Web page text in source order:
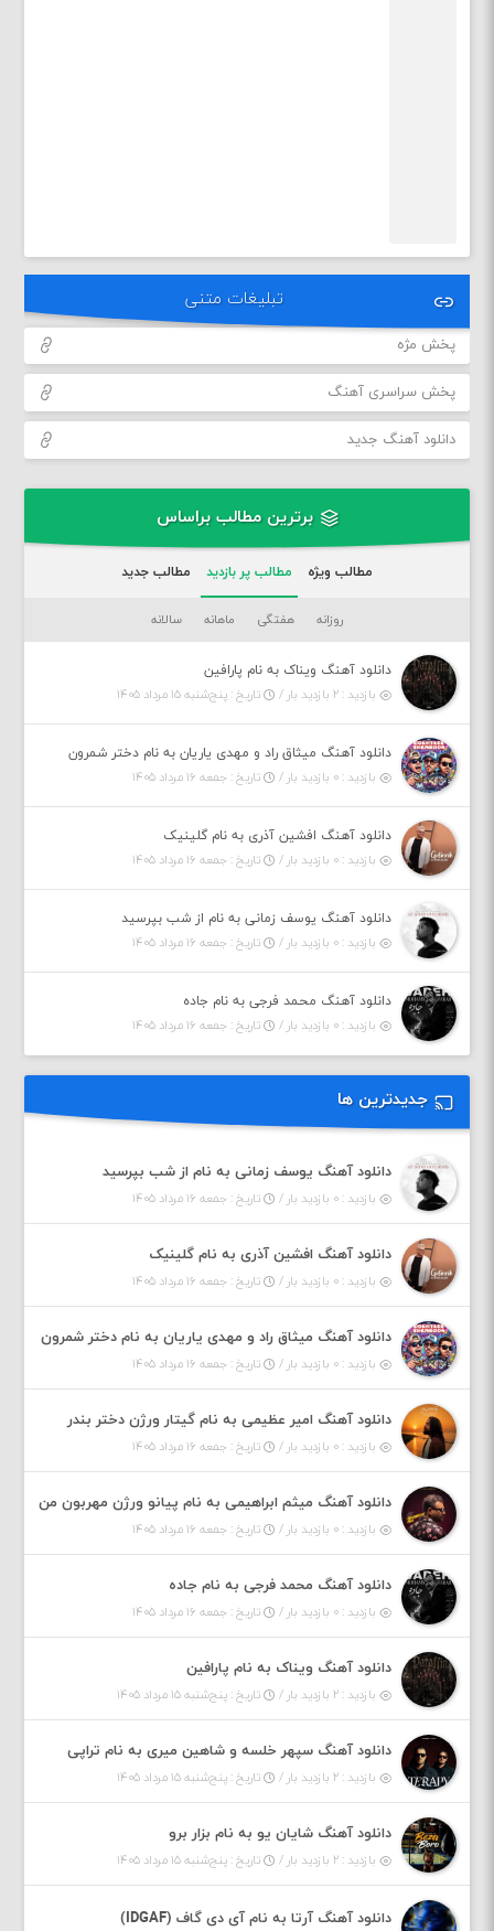
تبلیغات متنی
پخش مژه
پخش سراسری آهنگ
دانلود آهنگ جدید
برترین مطالب براساس
مطالب ویژه مطالب پر بازدید مطالب جدید
روزانه هفتگی ماهانه سالانه
دانلود آهنگ ویناک به نام پارافین
بازدید : ۲ بازدید بار /
تاریخ : پنج‌شنبه ۱۵ مرداد ۱۴۰۵
دانلود آهنگ میثاق راد و مهدی یاریان به نام دختر شمرون
بازدید : ۰ بازدید بار /
تاریخ : جمعه ۱۶ مرداد ۱۴۰۵
دانلود آهنگ افشین آذری به نام گلینیک
بازدید : ۰ بازدید بار /
تاریخ : جمعه ۱۶ مرداد ۱۴۰۵
دانلود آهنگ یوسف زمانی به نام از شب بپرسید
بازدید : ۰ بازدید بار /
تاریخ : جمعه ۱۶ مرداد ۱۴۰۵
دانلود آهنگ محمد فرجی به نام جاده
بازدید : ۰ بازدید بار /
تاریخ : جمعه ۱۶ مرداد ۱۴۰۵
جدیدترین ها
دانلود آهنگ یوسف زمانی به نام از شب بپرسید
بازدید : ۰ بازدید بار / تاریخ : جمعه ۱۶ مرداد ۱۴۰۵
دانلود آهنگ افشین آذری به نام گلینیک
بازدید : ۰ بازدید بار / تاریخ : جمعه ۱۶ مرداد ۱۴۰۵
دانلود آهنگ میثاق راد و مهدی یاریان به نام دختر شمرون
بازدید : ۰ بازدید بار / تاریخ : جمعه ۱۶ مرداد ۱۴۰۵
دانلود آهنگ امیر عظیمی به نام گیتار ورژن دختر بندر
بازدید : ۰ بازدید بار / تاریخ : جمعه ۱۶ مرداد ۱۴۰۵
دانلود آهنگ میثم ابراهیمی به نام پیانو ورژن مهربون من
بازدید : ۰ بازدید بار / تاریخ : جمعه ۱۶ مرداد ۱۴۰۵
دانلود آهنگ محمد فرجی به نام جاده
بازدید : ۰ بازدید بار / تاریخ : جمعه ۱۶ مرداد ۱۴۰۵
دانلود آهنگ ویناک به نام پارافین
بازدید : ۲ بازدید بار / تاریخ : پنج‌شنبه ۱۵ مرداد ۱۴۰۵
دانلود آهنگ سپهر خلسه و شاهین میری به نام تراپی
بازدید : ۲ بازدید بار / تاریخ : پنج‌شنبه ۱۵ مرداد ۱۴۰۵
دانلود آهنگ شایان یو به نام بزار برو
بازدید : ۲ بازدید بار / تاریخ : پنج‌شنبه ۱۵ مرداد ۱۴۰۵
دانلود آهنگ آرتا به نام آی دی گاف (IDGAF)